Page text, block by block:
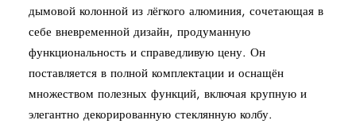
дымовой колонной из лёгкого алюминия, сочетающая в
себе вневременной дизайн, продуманную
функциональность и справедливую цену. Он
поставляется в полной комплектации и оснащён
множеством полезных функций, включая крупную и
элегантно декорированную стеклянную колбу.